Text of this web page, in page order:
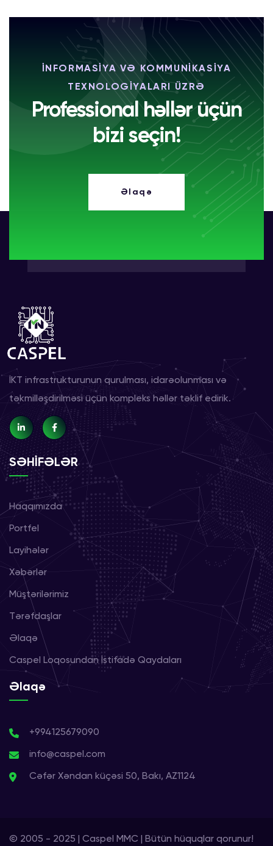
İNFORMASİYA VƏ KOMMUNİKASİYA
TEXNOLOGİYALARI ÜZRƏ
Professional həllər üçün
bizi seçin!
Əlaqə
İKT infrastrukturunun qurulması, idarəolunması və
təkmilləşdirilməsi üçün kompleks həllər təklif edirik.
SƏHİFƏLƏR
Haqqımızda
Portfel
Layihələr
Xəbərlər
Müştərilərimiz
Tərəfdaşlar
Əlaqə
Caspel Loqosundan İstifadə Qaydaları
Əlaqə
+994125679090
info@caspel.com
Cəfər Xəndan küçəsi 50, Bakı, AZ1124
© 2005 - 2025 | Caspel MMC | Bütün hüquqlar qorunur!